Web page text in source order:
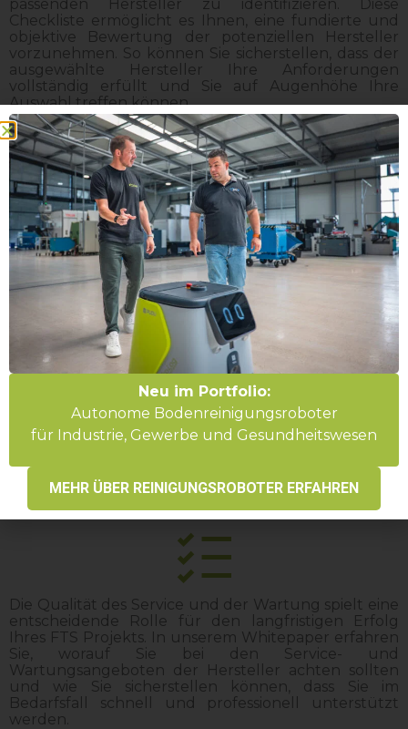
passenden Hersteller zu identifizieren. Diese
Checkliste ermöglicht es Ihnen, eine fundierte und
objektive Bewertung der potenziellen Hersteller
vorzunehmen. So können Sie sicherstellen, dass der
ausgewählte Hersteller Ihre Anforderungen
vollständig erfüllt und Sie auf Augenhöhe Ihre
Auswahl treffen können.
Referenzen und Aufgaben klar definieren
Ein entscheidender Faktor bei der Auswahl des
richtigen FTS Herstellers sind die Referenzen. Unser
Whitepaper zeigt Ihnen, wie Sie die Referenzen der
Hersteller bewerten und sicherstellen können, dass
sie Erfahrung in Ihrem spezifischen
Anwendungsbereich haben. Zudem erfahren Sie,
welche Rolle Ihre eigenen Aufgaben und
Anforderungen spielen und wie Sie diese klar
definieren, um sicherzustellen, dass der Hersteller
diese auch erfüllen kann.
Service und Wartung
Die Qualität des Service und der Wartung spielt eine
entscheidende Rolle für den langfristigen Erfolg
Ihres FTS Projekts. In unserem Whitepaper erfahren
Sie, worauf Sie bei den Service- und
Wartungsangeboten der Hersteller achten sollten
und wie Sie sicherstellen können, dass Sie im
Bedarfsfall schnell und professionell unterstützt
werden.
Neu im Portfolio:
Autonome Bodenreinigungsroboter
für Industrie, Gewerbe und Gesundheitswesen
MEHR ÜBER REINIGUNGSROBOTER ERFAHREN